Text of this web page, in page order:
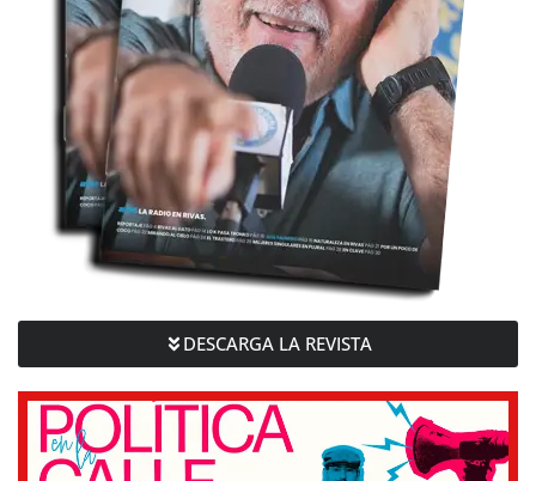
DESCARGA LA REVISTA